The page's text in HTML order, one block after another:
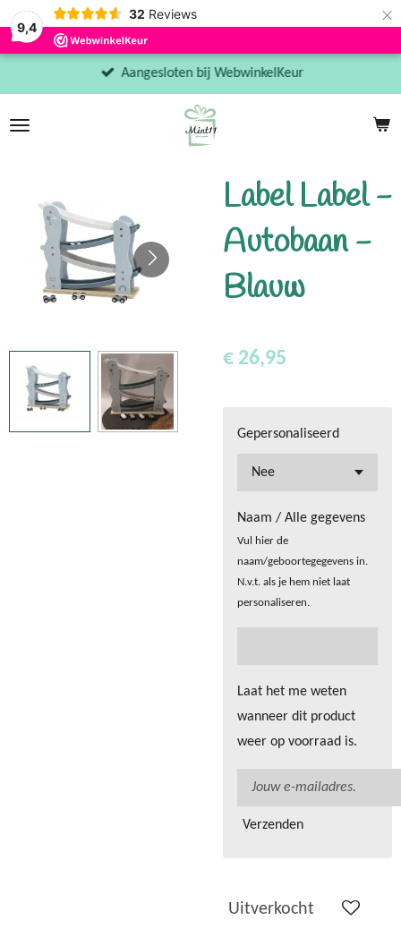
9,4
32 Reviews ×
Aangesloten bij WebwinkelKeur
Label Label -
Autobaan -
Blauw
€ 26,95
Gepersonaliseerd
Naam / Alle gegevens
Vul hier de
naam/geboortegegevens in.
N.v.t. als je hem niet laat
personaliseren.
Laat het me weten
wanneer dit product
weer op voorraad is.
Verzenden
Uitverkocht